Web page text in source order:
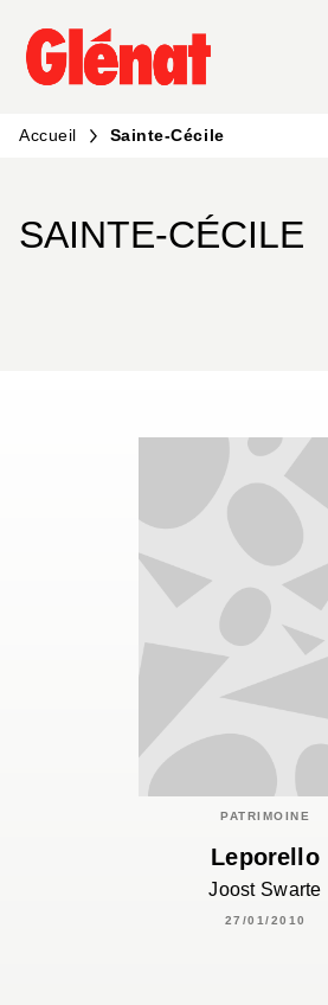
MENU RECHERCHE
PIED DE PAGE
Accueil Sainte-Cécile
SAINTE-CÉCILE
PATRIMOINE
Leporello
Joost Swarte
27/01/2010